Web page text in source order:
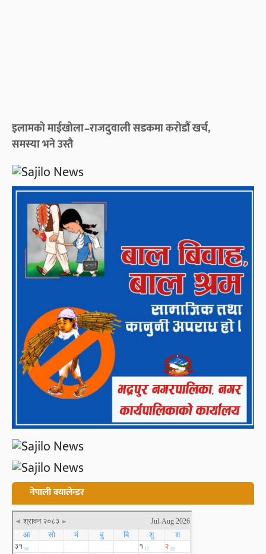
इलामको माईखोला–राजदुवाली सडकमा करोडौँ खर्च,
समस्या भने उस्तै
नेपाली क्यालेन्डर